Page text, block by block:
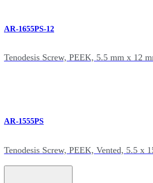
AR-1655PS-12
Tenodesis Screw, PEEK, 5.5 mm x 12
AR-1555PS
Tenodesis Screw, PEEK, Vented, 5.5 x